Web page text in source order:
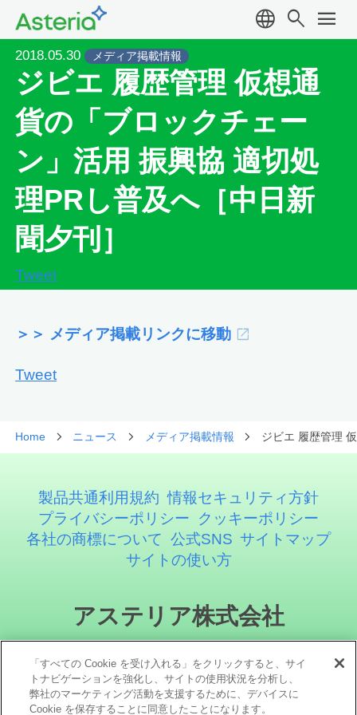
language search menu
2018.05.30 メディア掲載情報
ジビエ 履歴管理 仮想通
貨の「ブロックチェー
ン」活用 振興協 適切処
理PRし普及へ［中日新
聞夕刊］
Tweet
＞＞ メディア掲載リンクに移動
Tweet
Home ニュース メディア掲載情報 ジビエ 履歴管理
製品共通利用規約 情報セキュリティ方針
プライバシーポリシー
クッキーポリシー
各社の商標について 公式SNS サイトマップ
サイトの使い方
アステリア株式会社
「すべての Cookie を受け入れる」をクリックすると、サイ
トナビゲーションを強化し、サイトの使用状況を分析し、
弊社のマーケティング活動を支援するために、デバイスに
Cookie を保存することに同意したことになります。